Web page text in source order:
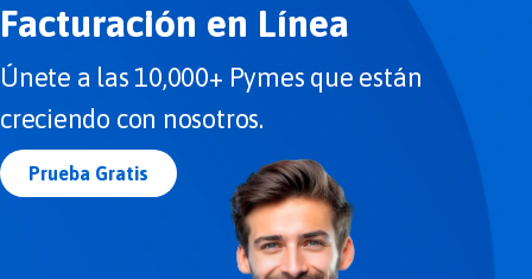
Facturación en Línea
Únete a las 10,000+ Pymes que están
creciendo con nosotros.
Prueba Gratis